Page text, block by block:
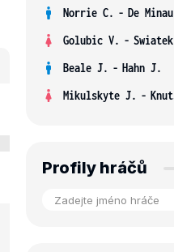
Norrie C. - De
Golubic V. -
Beale J. - Hahn J.
Mikulskyte J. -
Profily hráčů